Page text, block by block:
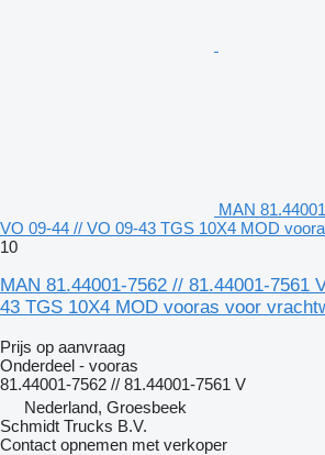
MAN
VO 09-44 // VO 09-43 TGS 10X4 MOD
10
MAN 81.44001-7562 // 81.44001-7561
43 TGS 10X4 MOD vooras voor
Prijs op aanvraag
Onderdeel - vooras
81.44001-7562 // 81.44001-7561 V
Nederland, Groesbeek
Schmidt Trucks B.V.
Contact opnemen met verkoper